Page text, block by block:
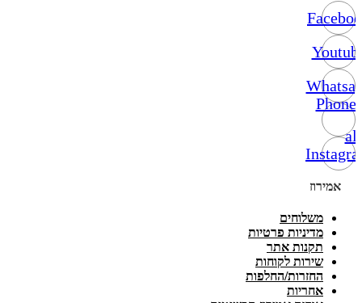
Phone-
alt
אמירוז
משלוחים
מדיניות פרטיות
תקנות אתר
שירות לקוחות
החזרות/החלפות
אחריות